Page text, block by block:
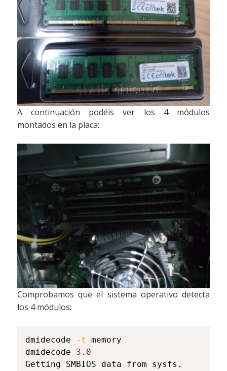
A continuación podéis ver los 4 módulos
montados en la placa:
Comprobamos que el sistema operativo detecta
los 4 módulos:
dmidecode -t memory
dmidecode 3.0
Getting SMBIOS data from sysfs.